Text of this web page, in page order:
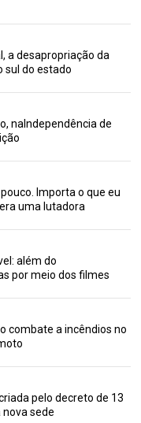
a desapropriação da
sul do estado
naIndependência de
Importa o que eu
uma lutadora
além do
por meio dos filmes
combate a incêndios no
pelo decreto de 13
sede